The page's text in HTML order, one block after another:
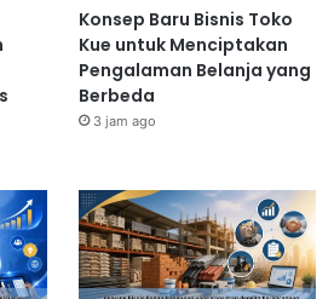
Konsep Baru Bisnis Toko
Kue untuk Menciptakan
Pengalaman Belanja yang
Berbeda
3 jam ago